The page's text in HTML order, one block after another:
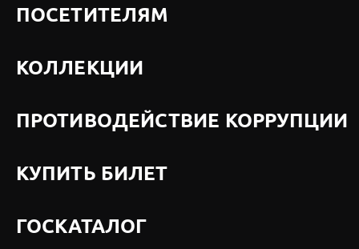
ПОСЕТИТЕЛЯМ
КОЛЛЕКЦИИ
ПРОТИВОДЕЙСТВИЕ КОРРУПЦИИ
КУПИТЬ БИЛЕТ
ГОСКАТАЛОГ